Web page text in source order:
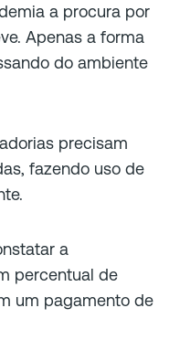
a procura por
Apenas a forma
do ambiente
precisam
fazendo uso de
a
percentual de
um pagamento de